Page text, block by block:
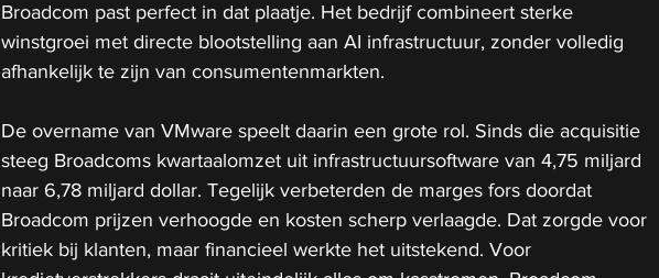
Broadcom past perfect in dat plaatje. Het bedrijf combineert sterke
winstgroei met directe blootstelling aan AI infrastructuur, zonder volledig
afhankelijk te zijn van consumentenmarkten.
De overname van VMware speelt daarin een grote rol. Sinds die acquisitie
steeg Broadcoms kwartaalomzet uit infrastructuursoftware van 4,75 miljard
naar 6,78 miljard dollar. Tegelijk verbeterden de marges fors doordat
Broadcom prijzen verhoogde en kosten scherp verlaagde. Dat zorgde voor
kritiek bij klanten, maar financieel werkte het uitstekend. Voor